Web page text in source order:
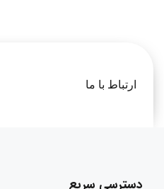
ارتباط با ما
دسترسی سریع